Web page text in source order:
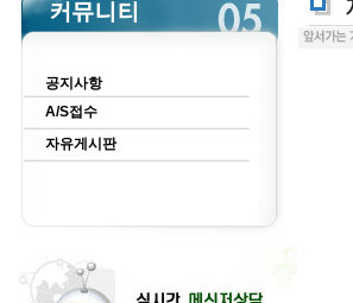
공지사항
A/S접수
자유게시판